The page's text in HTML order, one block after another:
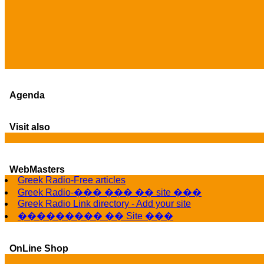
Agenda
Visit also
WebMasters
Greek Radio-Free articles
Greek Radio-��� ��� �� site ���
Greek Radio Link directory - Add your site
��������� �� Site ���
OnLine Shop